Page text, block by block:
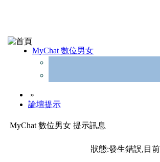
MyChat 數位男女
»
論壇提示
MyChat 數位男女 提示訊息
狀態:發生錯誤,目